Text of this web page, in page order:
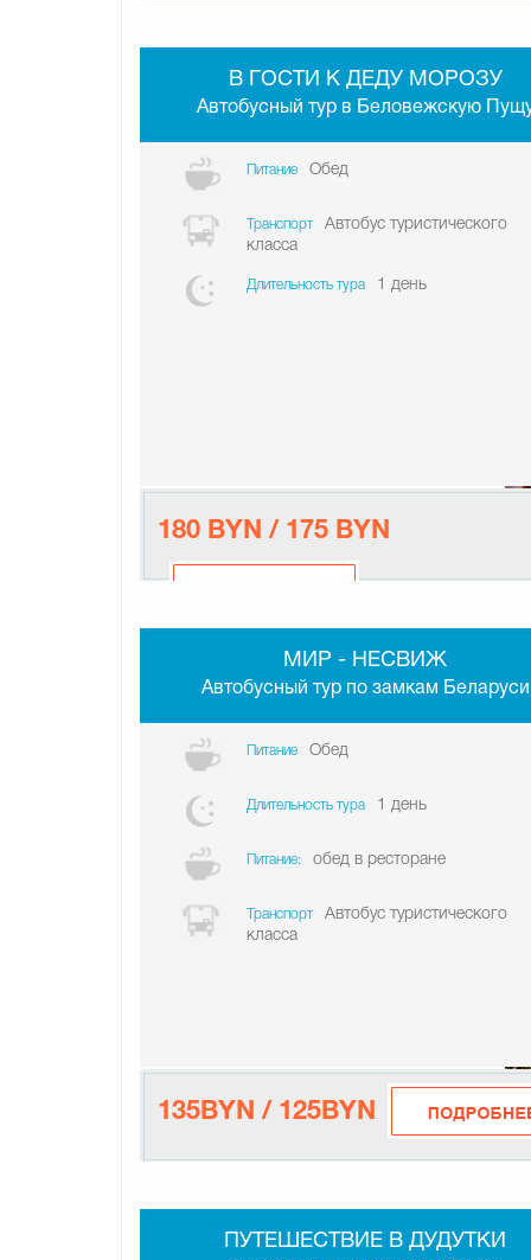
В ГОСТИ К ДЕДУ МОРОЗУ
Автобусный тур в Беловежскую
Питание Обед
Транспорт
Автобус туристического
класса
Длительность тура 1 день
180 BYN / 175 BYN
МИР - НЕСВИЖ
Автобусный тур по замкам Беларуси
Питание Обед
Длительность тура 1 день
Питание: обед в ресторане
Транспорт
Автобус туристического
класса
135BYN / 125BYN
ПУТЕШЕСТВИЕ В ДУДУТКИ